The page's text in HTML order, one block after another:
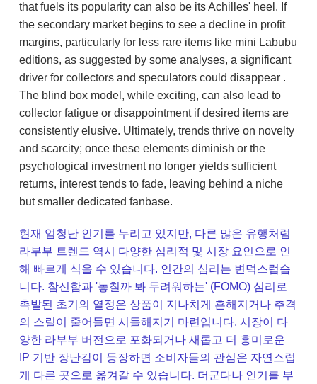
that fuels its popularity can also be its Achilles' heel. If
the secondary market begins to see a decline in profit
margins, particularly for less rare items like mini Labubu
editions, as suggested by some analyses, a significant
driver for collectors and speculators could disappear .
The blind box model, while exciting, can also lead to
collector fatigue or disappointment if desired items are
consistently elusive. Ultimately, trends thrive on novelty
and scarcity; once these elements diminish or the
psychological investment no longer yields sufficient
returns, interest tends to fade, leaving behind a niche
but smaller dedicated fanbase.
현재 엄청난 인기를 누리고 있지만, 다른 많은 유행처럼
라부부 트렌드 역시 다양한 심리적 및 시장 요인으로 인
해 빠르게 식을 수 있습니다. 인간의 심리는 변덕스럽습
니다. 참신함과 '놓칠까 봐 두려워하는' (FOMO) 심리로
촉발된 초기의 열정은 상품이 지나치게 흔해지거나 추격
의 스릴이 줄어들면 시들해지기 마련입니다. 시장이 다
양한 라부부 버전으로 포화되거나 새롭고 더 흥미로운
IP 기반 장난감이 등장하면 소비자들의 관심은 자연스럽
게 다른 곳으로 옮겨갈 수 있습니다. 더군다나 인기를 부